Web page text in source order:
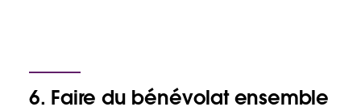
6. Faire du bénévolat ensemble